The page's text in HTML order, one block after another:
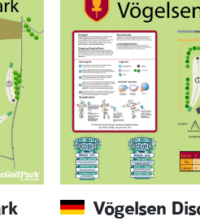
Vögelsen